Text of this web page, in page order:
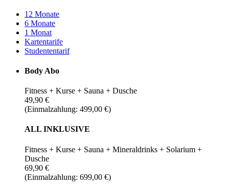
12 Monate
6 Monate
1 Monat
Kartentarife
Studententarif
Body Abo
Fitness + Kurse + Sauna + Dusche
49,90 €
(Einmalzahlung: 499,00 €)
ALL INKLUSIVE
Fitness + Kurse + Sauna + Mineraldrinks + Solarium +
Dusche
69,90 €
(Einmalzahlung: 699,00 €)